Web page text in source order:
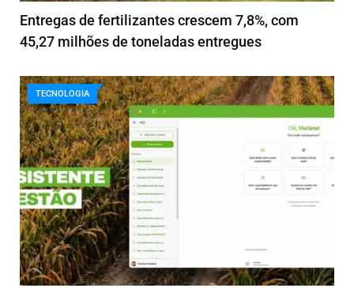
Entregas de fertilizantes crescem 7,8%, com
45,27 milhões de toneladas entregues
TECNOLOGIA